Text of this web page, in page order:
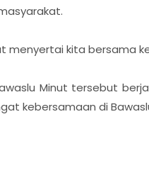
menyertai kita bersama
Minut tersebut
kebersamaan di